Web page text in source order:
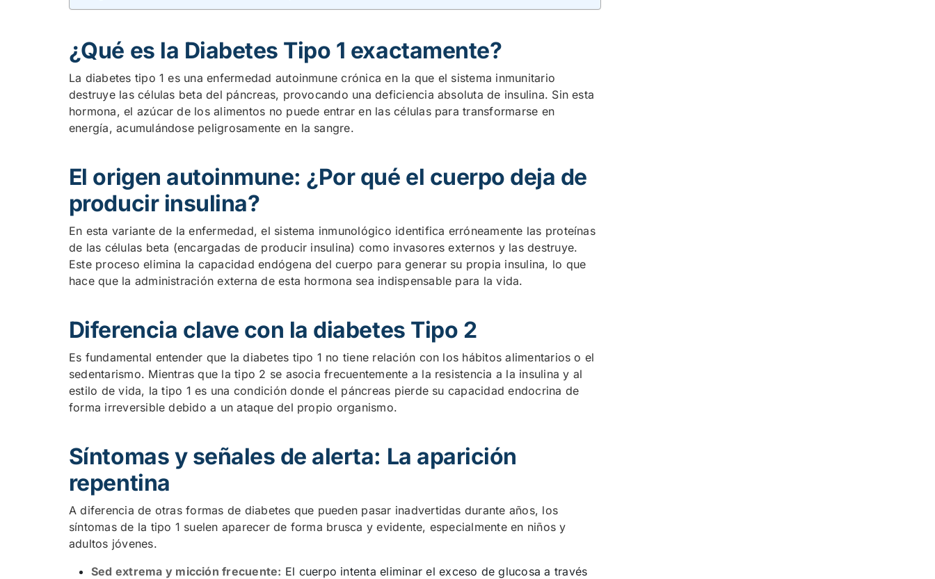
¿Qué es la Diabetes Tipo 1 exactamente?
La diabetes tipo 1 es una enfermedad autoinmune crónica en la que el sistema inmunitario
destruye las células beta del páncreas, provocando una deficiencia absoluta de insulina. Sin esta
hormona, el azúcar de los alimentos no puede entrar en las células para transformarse en
energía, acumulándose peligrosamente en la sangre.
El origen autoinmune: ¿Por qué el cuerpo deja de
producir insulina?
En esta variante de la enfermedad, el sistema inmunológico identifica erróneamente las proteínas
de las células beta (encargadas de producir insulina) como invasores externos y las destruye.
Este proceso elimina la capacidad endógena del cuerpo para generar su propia insulina, lo que
hace que la administración externa de esta hormona sea indispensable para la vida.
Diferencia clave con la diabetes Tipo 2
Es fundamental entender que la diabetes tipo 1 no tiene relación con los hábitos alimentarios o el
sedentarismo. Mientras que la tipo 2 se asocia frecuentemente a la resistencia a la insulina y al
estilo de vida, la tipo 1 es una condición donde el páncreas pierde su capacidad endocrina de
forma irreversible debido a un ataque del propio organismo.
Síntomas y señales de alerta: La aparición
repentina
A diferencia de otras formas de diabetes que pueden pasar inadvertidas durante años, los
síntomas de la tipo 1 suelen aparecer de forma brusca y evidente, especialmente en niños y
adultos jóvenes.
Sed extrema y micción frecuente: El cuerpo intenta eliminar el exceso de glucosa a través